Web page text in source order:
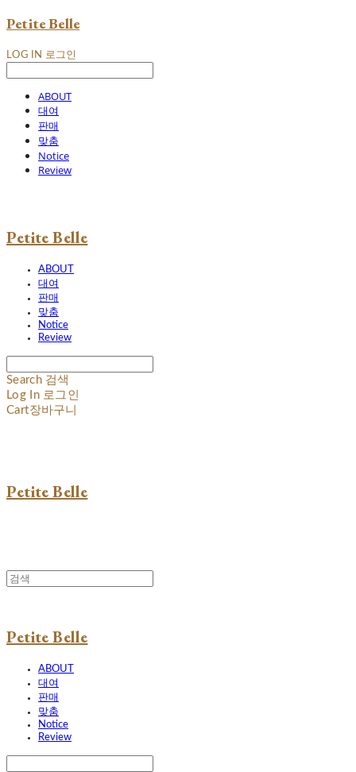
Petite Belle
LOG IN 로그인
ABOUT
대여
판매
맞춤
Notice
Review
Petite Belle
ABOUT
대여
판매
맞춤
Notice
Review
Search 검색
Log In 로그인
Cart장바구니
Petite Belle
Petite Belle
ABOUT
대여
판매
맞춤
Notice
Review